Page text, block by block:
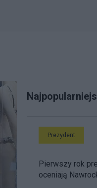
Prezydent
Pierwszy rok
oceniają